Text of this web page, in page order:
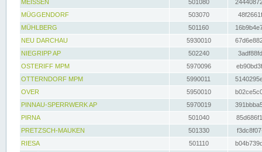
MEISSEN
501080
MÜGGENDORF
503070
MÜHLBERG
501160
NEU DARCHAU
5930010
NIEGRIPP AP
502240
OSTERIFF MPM
5970096
OTTERNDORF MPM
5990011
OVER
5950010
PINNAU-SPERRWERK AP
5970019
PIRNA
501040
PRETZSCH-MAUKEN
501330
RIESA
501110